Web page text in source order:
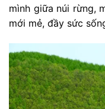
mình giữa núi rừng,
mới mẻ, đầy sức